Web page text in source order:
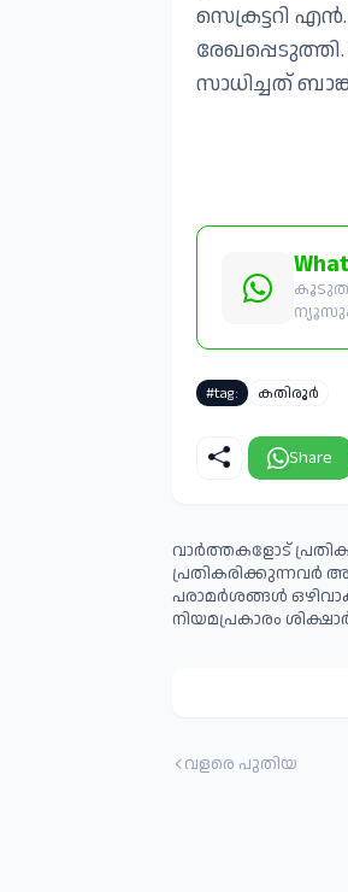
സെക്രട്ടറി
സാധിച്ചത്
കൂടുതൽ
#tag: കതിരൂർ
Share
വാർത്തകളോട്
പരാമര്‍ശങ്ങള്‍
നിയമപ്രകാരം
വളരെ പുതിയ